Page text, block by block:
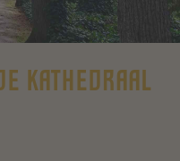
KATHEDRAAL